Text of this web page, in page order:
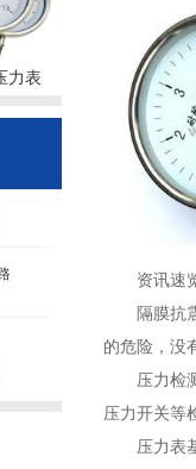
力表
资讯速
隔膜抗
的危险，没
压力检
压力开关等
压力表